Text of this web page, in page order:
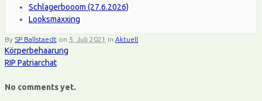
Schlagerbooom (27.6.2026)
Looksmaxxing
By SP Ballstaedt on 5. Juli 2021 in Aktuell
Körperbehaarung
RIP Patriarchat
No comments yet.